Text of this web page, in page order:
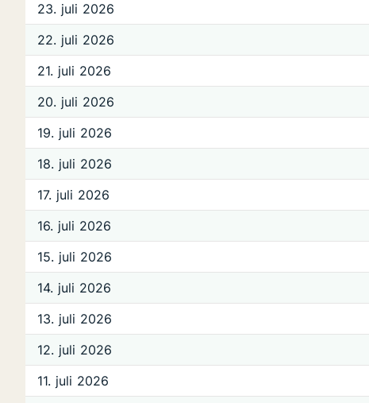
23. juli 2026
22. juli 2026
21. juli 2026
20. juli 2026
19. juli 2026
18. juli 2026
17. juli 2026
16. juli 2026
15. juli 2026
14. juli 2026
13. juli 2026
12. juli 2026
11. juli 2026